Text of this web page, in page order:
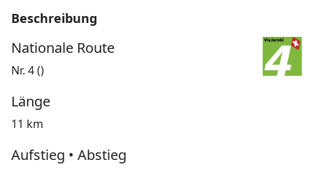
Beschreibung
Nationale Route
Nr. 4 ()
Länge
11 km
Aufstieg • Abstieg